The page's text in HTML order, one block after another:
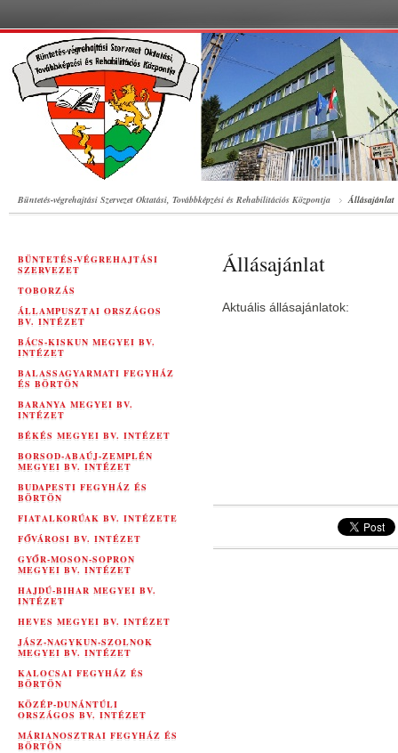
Büntetés-végrehajtási Szervezet Oktatási, Továbbképzési és Rehabilitációs Központja Állásajánlat
BÜNTETÉS-VÉGREHAJTÁSI
SZERVEZET
TOBORZÁS
ÁLLAMPUSZTAI ORSZÁGOS
BV. INTÉZET
BÁCS-KISKUN MEGYEI BV.
INTÉZET
BALASSAGYARMATI FEGYHÁZ
ÉS BÖRTÖN
BARANYA MEGYEI BV.
INTÉZET
BÉKÉS MEGYEI BV. INTÉZET
BORSOD-ABAÚJ-ZEMPLÉN
MEGYEI BV. INTÉZET
BUDAPESTI FEGYHÁZ ÉS
BÖRTÖN
FIATALKORÚAK BV. INTÉZETE
FŐVÁROSI BV. INTÉZET
GYŐR-MOSON-SOPRON
MEGYEI BV. INTÉZET
HAJDÚ-BIHAR MEGYEI BV.
INTÉZET
HEVES MEGYEI BV. INTÉZET
JÁSZ-NAGYKUN-SZOLNOK
MEGYEI BV. INTÉZET
KALOCSAI FEGYHÁZ ÉS
BÖRTÖN
KÖZÉP-DUNÁNTÚLI
ORSZÁGOS BV. INTÉZET
MÁRIANOSZTRAI FEGYHÁZ ÉS
BÖRTÖN
Állásajánlat
Aktuális állásajánlatok: